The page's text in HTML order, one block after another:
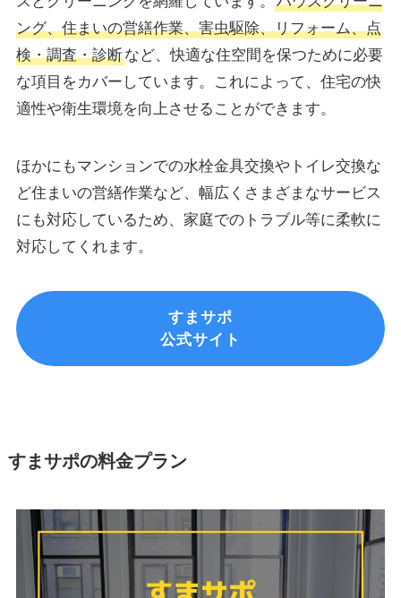
ング、住まいの営繕作業、害虫駆除、リフォーム、点
検・調査・診断など、快適な住空間を保つために必要
な項目をカバーしています。これによって、住宅の快
適性や衛生環境を向上させることができます。
ほかにもマンションでの水栓金具交換やトイレ交換な
ど住まいの営繕作業など、幅広くさまざまなサービス
にも対応しているため、家庭でのトラブル等に柔軟に
対応してくれます。
すまサポ
公式サイト
すまサポの料金プラン